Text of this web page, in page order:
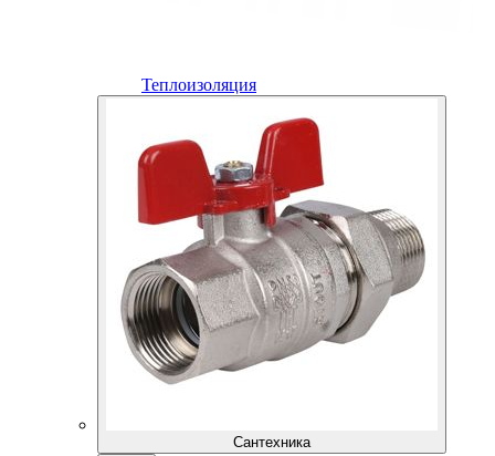
Теплоизоляция
Сантехника